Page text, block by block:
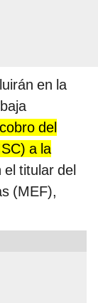
en la
del
a la
el titular del
(MEF),